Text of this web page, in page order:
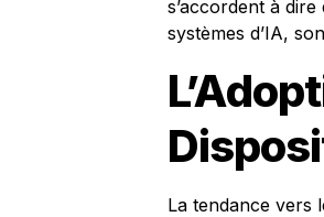
s’accordent à
systèmes d’IA,
La tendance vers